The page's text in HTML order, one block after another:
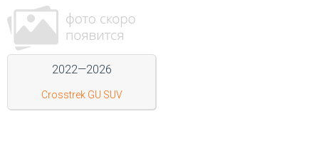
Контакты
Войти на сайт
+7(812)317-
17-
2022—2026
Crosstrek GU SUV